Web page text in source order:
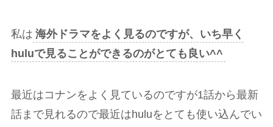
私は 海外ドラマをよく見るのですが、いち早く
huluで見ることができるのがとても良い^^
最近はコナンをよく見ているのですが1話から最新
話まで見れるので最近はhuluをとても使い込んでい